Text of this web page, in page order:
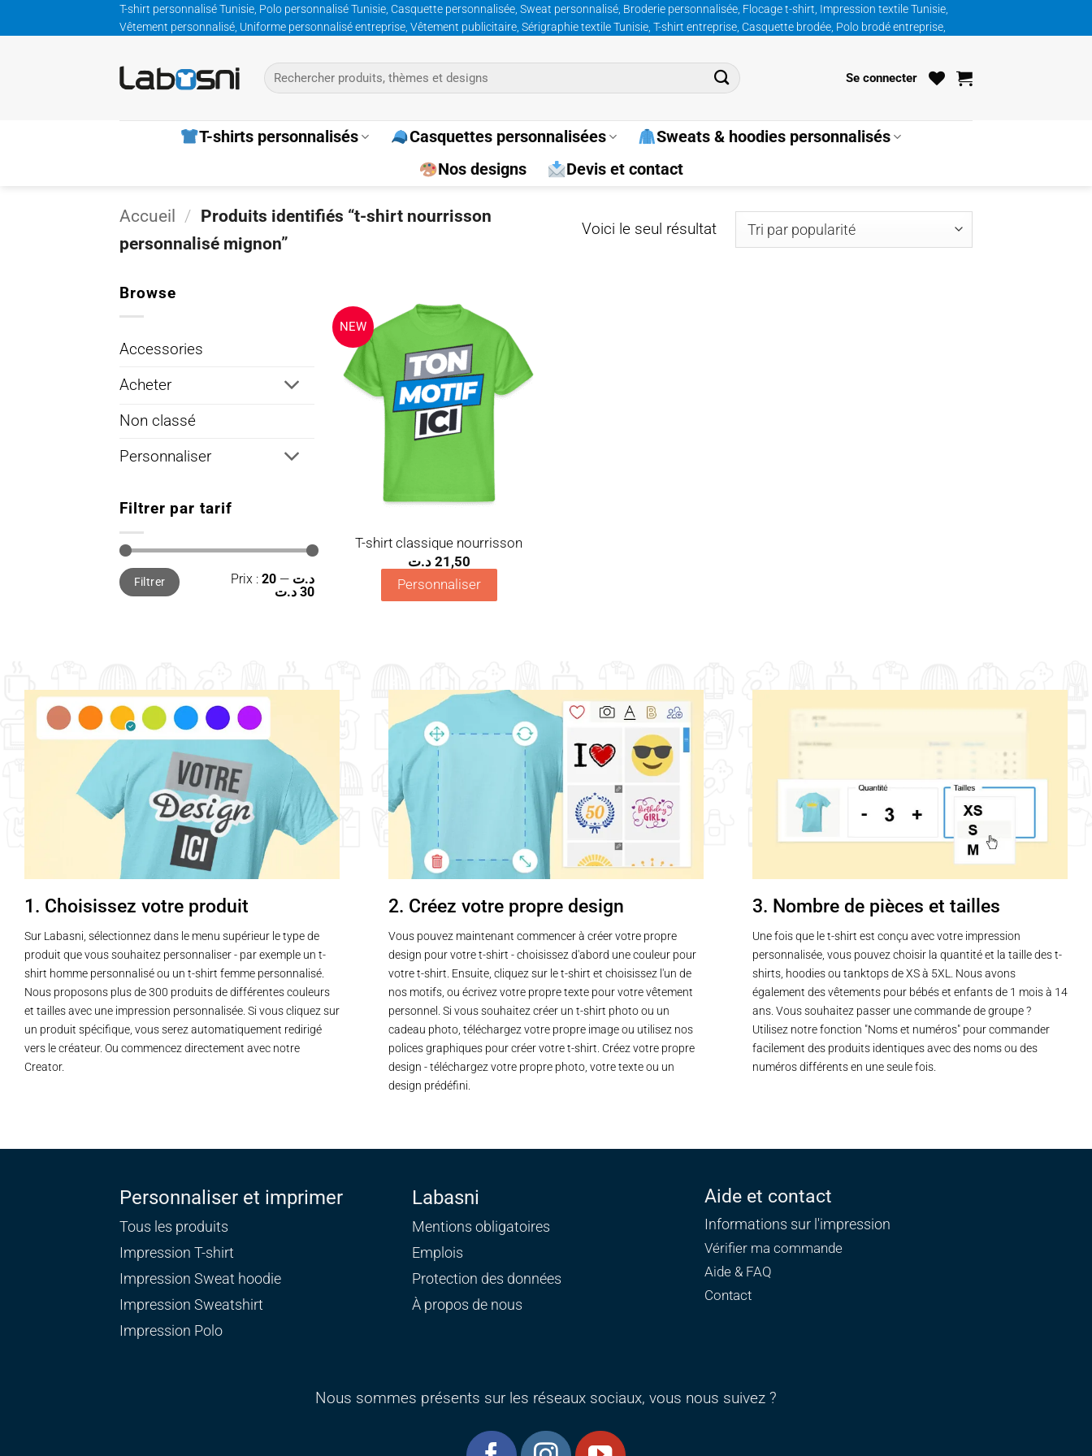
au
T-shirt personnalisé Tunisie, Polo personnalisé Tunisie, Casquette personnalisée, Sweat personnalisé, Broderie personnalisée, Flocage t-shirt, Impression textile Tunisie,
Vêtement personnalisé, Uniforme personnalisé entreprise, Vêtement publicitaire, Sérigraphie textile Tunisie, T-shirt entreprise, Casquette brodée, Polo brodé entreprise,
Recherche
pour :
Se connecter
T-shirts personnalisés Casquettes personnalisées
Sweats & hoodies personnalisés
Nos designs
Devis et contact
Accueil / Produits identifiés “t-shirt nourrisson
personnalisé mignon”
Voici le seul résultat
Browse
Accessories
Acheter
Non classé
Personnaliser
Filtrer par tarif
Prix
min
Prix
maxFiltrer Prix : 20 د.ت —
30 د.ت
NEW
Ajouter
à la
wishlist
T-shirt classique nourrisson
21,50 د.ت
Personnaliser
1. Choisissez votre produit
Sur Labasni, sélectionnez dans le menu supérieur le type de
produit que vous souhaitez personnaliser - par exemple un t-
shirt homme personnalisé ou un t-shirt femme personnalisé.
Nous proposons plus de 300 produits de différentes couleurs
et tailles avec une impression personnalisée. Si vous cliquez sur
un produit spécifique, vous serez automatiquement redirigé
vers le créateur. Ou commencez directement avec notre
Creator.
2. Créez votre propre design
Vous pouvez maintenant commencer à créer votre propre
design pour votre t-shirt - choisissez d'abord une couleur pour
votre t-shirt. Ensuite, cliquez sur le t-shirt et choisissez l'un de
nos motifs, ou écrivez votre propre texte pour votre vêtement
personnel. Si vous souhaitez créer un t-shirt photo ou un
cadeau photo, téléchargez votre propre image ou utilisez nos
polices graphiques pour créer votre t-shirt. Créez votre propre
design - téléchargez votre propre photo, votre texte ou un
design prédéfini.
3. Nombre de pièces et tailles
Une fois que le t-shirt est conçu avec votre impression
personnalisée, vous pouvez choisir la quantité et la taille des t-
shirts, hoodies ou tanktops de XS à 5XL. Nous avons
également des vêtements pour bébés et enfants de 1 mois à 14
ans. Vous souhaitez passer une commande de groupe ?
Utilisez notre fonction "Noms et numéros" pour commander
facilement des produits identiques avec des noms ou des
numéros différents en une seule fois.
Personnaliser et imprimer
Tous les produits
Impression T-shirt
Impression Sweat hoodie
Impression Sweatshirt
Impression Polo
Labasni
Mentions obligatoires
Emplois
Protection des données
À propos de nous
Aide et contact
Informations sur l'impression
Vérifier ma commande
Aide & FAQ
Contact
Nous sommes présents sur les réseaux sociaux, vous nous suivez ?